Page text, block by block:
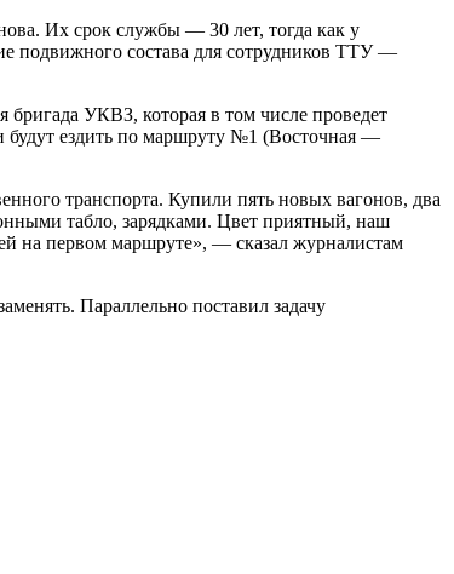
Их срок службы — 30 лет, тогда как у
подвижного состава для сотрудников ТТУ —
УКВЗ, которая в том числе проведет
будут ездить по маршруту №1 (Восточная —
транспорта. Купили пять новых вагонов, два
табло, зарядками. Цвет приятный, наш
на первом маршруте», — сказал журналистам
Параллельно поставил задачу